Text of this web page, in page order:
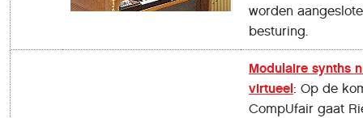
worden
besturing.
Modulaire synths
virtueel : Op de
CompUfair gaat